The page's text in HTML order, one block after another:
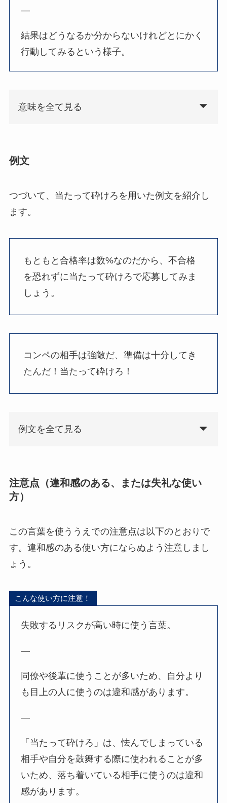
—
結果はどうなるか分からないけれどとにかく
行動してみるという様子。
意味を全て見る
例文
つづいて、当たって砕けろを用いた例文を紹介し
ます。
もともと合格率は数%なのだから、不合格
を恐れずに当たって砕けろで応募してみま
しょう。
コンペの相手は強敵だ、準備は十分してき
たんだ！当たって砕けろ！
例文を全て見る
注意点（違和感のある、または失礼な使い
方）
この言葉を使ううえでの注意点は以下のとおりで
す。違和感のある使い方にならぬよう注意しまし
ょう。
こんな使い方に注意！
失敗するリスクが高い時に使う言葉。
—
同僚や後輩に使うことが多いため、自分より
も目上の人に使うのは違和感があります。
—
「当たって砕けろ」は、怯んでしまっている
相手や自分を鼓舞する際に使われることが多
いため、落ち着いている相手に使うのは違和
感があります。